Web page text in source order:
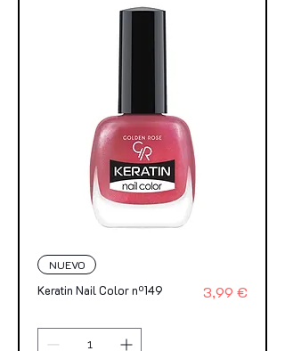
NUEVO
Keratin Nail Color nº149 Precio
3,99 €